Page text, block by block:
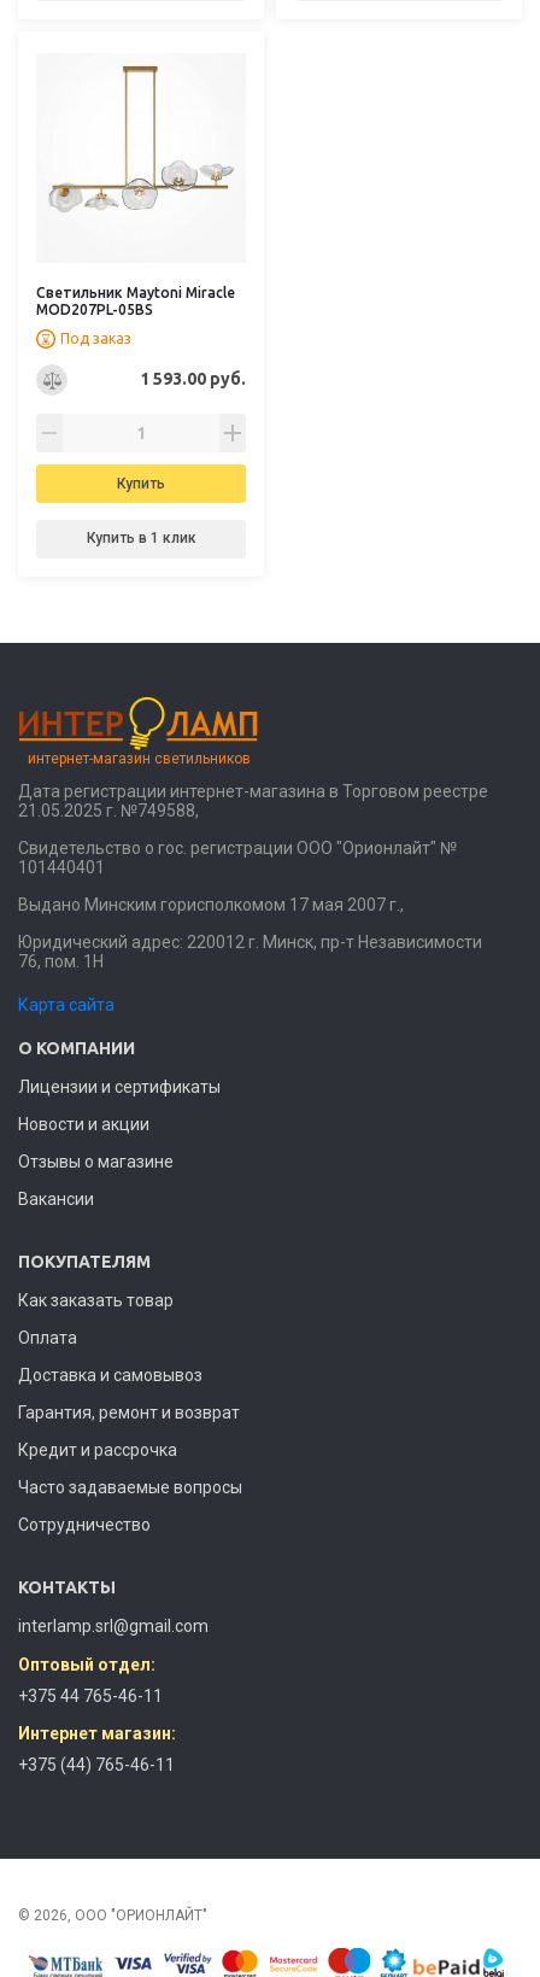
Светильник Maytoni Miracle
MOD207PL-05BS
Под заказ
1 593.00 руб.
Купить
Купить в 1 клик
интернет-магазин светильников
Дата регистрации интернет-магазина в Торговом реестре
21.05.2025 г. №749588,
Свидетельство о гос. регистрации ООО "Орионлайт" №
101440401
Выдано Минским горисполкомом 17 мая 2007 г.,
Юридический адрес: 220012 г. Минск, пр-т Независимости
76, пом. 1Н
Карта сайта
О КОМПАНИИ
Лицензии и сертификаты
Новости и акции
Отзывы о магазине
Вакансии
ПОКУПАТЕЛЯМ
Как заказать товар
Оплата
Доставка и самовывоз
Гарантия, ремонт и возврат
Кредит и рассрочка
Часто задаваемые вопросы
Сотрудничество
КОНТАКТЫ
interlamp.srl@gmail.com
Оптовый отдел:
+375 44 765-46-11
Интернет магазин:
+375 (44) 765-46-11
© 2026, ООО "ОРИОНЛАЙТ"